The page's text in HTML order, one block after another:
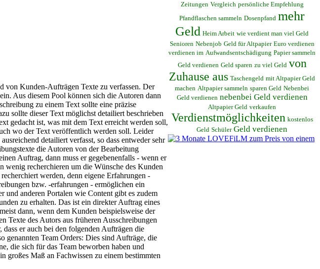
von Kunden-Aufträgen Texte zu verfassen. Der
Aus diesem Pool können sich die Autoren dann
zu einem Text sollte eine präzise
sollte dieser Text möglichst detailiert beschrieben
gedacht ist, was mit dem Text erreicht werden soll,
wo der Text veröffentlich werden soll. Leider
detailiert verfasst, so dass entweder sehr
die Autoren von der Bearbeitung
Auftrag, dann muss er gegebenenfalls - wenn er
wenig recherchieren um die Wünsche des Kunden
werden, denn eigene Erfahrungen -
bzw. -erfahrungen - ermöglichen ein
und anderen Portalen wie Content gibt es zudem
zu erhalten. Das ist ein direkter Auftrag eines
dann, wenn dem Kunden beispielsweise der
Texte des Autors aus früheren Ausschreibungen
er auch bei den folgenden Aufträgen die
genannten Team Orders: Dies sind Aufträge, die
die sich für das Team beworben haben und
großes Maß an Fachwissen zu einem bestimmten
Zeitungen Vergleich persönliche Empfehlung
Pfandflaschen sammeln Dosenpfand mehr
Geld Heim Arbeit wie verdient man viel Geld
Senioren Nebenjob Geld für Altpapier Euro verdienen
verdienen im Aufwandsentschädigung Papier sammeln
Geld verdienen Geld sparen zu viel Geld von
Zuhause aus Taschengeld mit Altpapier Geld
machen Altpapier sammeln sparen Geld Nebenbei
Geld verdienen nebenbei Geld verdienen
Altpapier Geld verkaufen
Verdienstmöglichkeiten kostenlos
Geld Schüler Geld verdienen